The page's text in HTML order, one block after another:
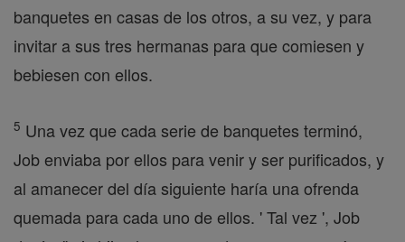
banquetes en casas de los otros, a su vez, y para
invitar a sus tres hermanas para que comiesen y
bebiesen con ellos.
5 Una vez que cada serie de banquetes terminó,
Job enviaba por ellos para venir y ser purificados, y
al amanecer del día siguiente haría una ofrenda
quemada para cada uno de ellos. ' Tal vez ', Job